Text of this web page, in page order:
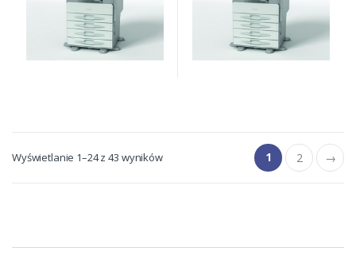
Wyświetlanie 1–24 z 43 wyników 1 2 →